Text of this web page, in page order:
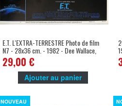
E.T. L'EXTRA-TERRESTRE Photo de film
N7 - 28x36 cm. - 1982 - Dee Wallace,
Steven Spielberg -
29,00 €
Ajouter au panier
NOUVEAU